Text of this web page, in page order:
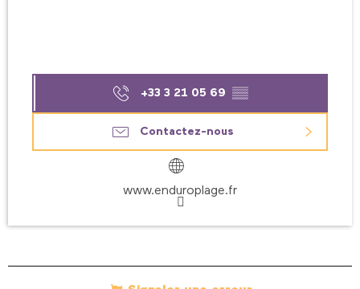
+33 3 21 05 69 ▒▒
Contactez-nous
www.enduroplage.fr